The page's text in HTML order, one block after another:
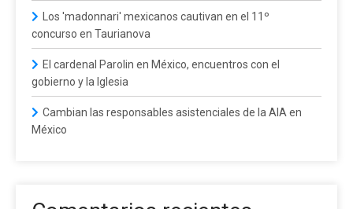
Los 'madonnari' mexicanos cautivan en el 11º
concurso en Taurianova
El cardenal Parolin en México, encuentros con el
gobierno y la Iglesia
Cambian las responsables asistenciales de la AIA en
México